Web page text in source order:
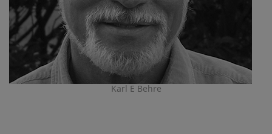
Karl E Behre